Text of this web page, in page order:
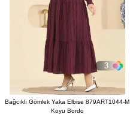
3
Bağcıklı Gömlek Yaka Elbise 879ART1044-M
Koyu Bordo